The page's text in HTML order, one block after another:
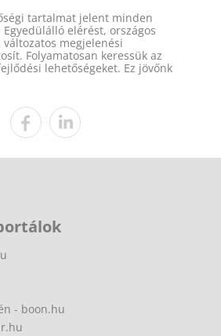
tartalmat jelent minden
Egyedülálló elérést, országos
megjelenési
Folyamatosan keressük az
lehetőségeket. Ez jövőnk
- boon.hu